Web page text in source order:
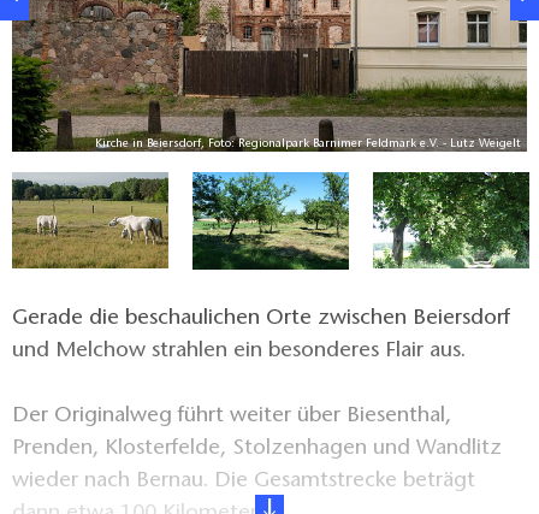
Kirche in Beiersdorf, Foto: Regionalpark Barnimer Feldmark e.V. - Lutz Weigelt
Gerade die beschaulichen Orte zwischen Beiersdorf
und Melchow strahlen ein besonderes Flair aus.
Der Originalweg führt weiter über Biesenthal,
Prenden, Klosterfelde, Stolzenhagen und Wandlitz
wieder nach Bernau. Die Gesamtstrecke beträgt